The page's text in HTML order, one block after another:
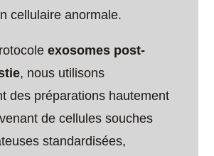
cellulaire anormale.
exosomes post-
, nous utilisons
des préparations hautement
de cellules souches
standardisées,